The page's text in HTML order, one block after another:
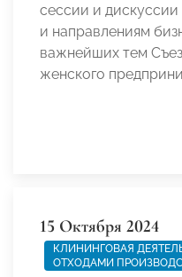
сессии и
и направлениям
важнейших тем
женского
15 Октября 2024
КЛИНИНГОВАЯ
ОТХОДАМИ